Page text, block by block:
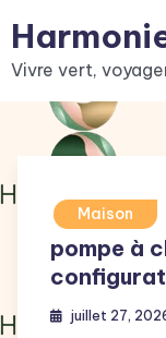
to
content
Vivre vert,
Maison
pompe à
juillet 27,